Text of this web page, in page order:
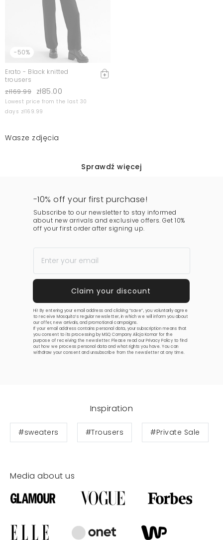
-50%
Erato - Black knitted
trousers
zł169.99 zł85.00
Lowest price from the last 30
days zł169.99
Wasze zdjęcia
Sprawdź więcej
-10% off your first purchase!
Subscribe to our newsletter to stay informed
about new arrivals and exclusive offers. Get 10%
off your first order after signing up.
Hi! By entering your email address and clicking “save”, you voluntarily agree
to receive Mosquito’s regular newsletter, in which we will inform you about
our offer, new arrivals, and promotional campaigns.
If your email address contains personal data, your subscription means that
you consent to its processing by MSQ Company Alicja Komar for the
purpose of receiving the newsletter. Please read ourPrivacy Policy to find
out how we process personal data and what rights you have. You can
withdraw your consent and unsubscribe from the newsletter at any time.
Inspiration
#sweaters #Trousers #Private Sale
Media about us